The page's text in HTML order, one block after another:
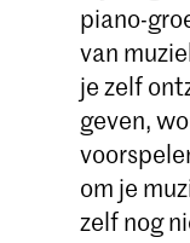
piano-
van
je zelf
geven,
om je
zelf nog